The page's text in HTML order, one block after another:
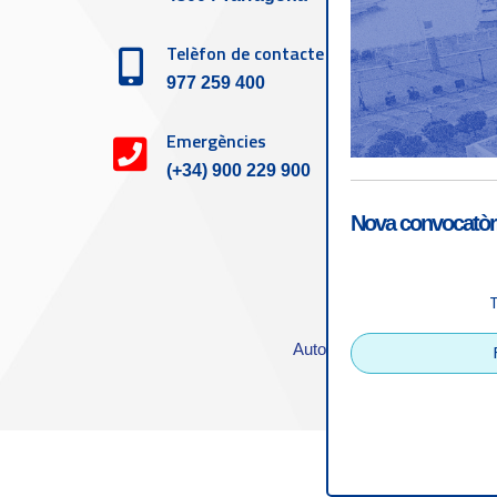
Telèfon de contacte
977 259 400
Emergències
(+34) 900 229 900
Autoritat Portuària de
Nova